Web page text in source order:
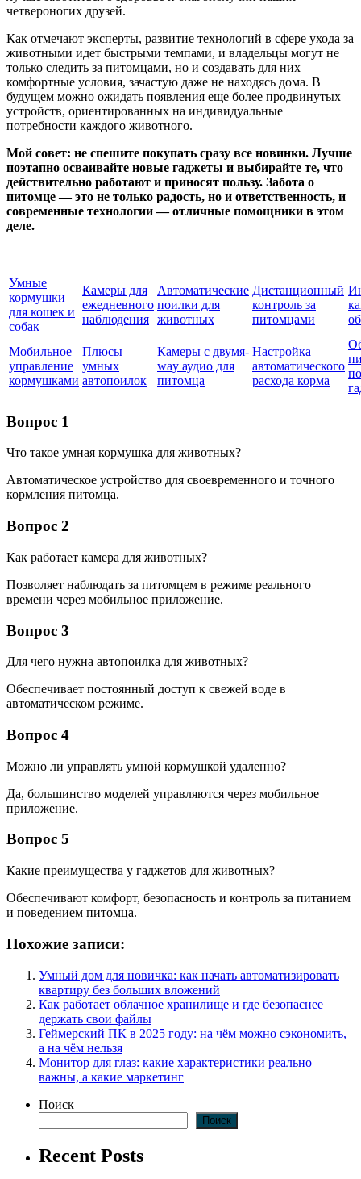
четвероногих друзей.
Как отмечают эксперты, развитие технологий в сфере ухода за
животными идет быстрыми темпами, и владельцы могут не
только следить за питомцами, но и создавать для них
комфортные условия, зачастую даже не находясь дома. В
будущем можно ожидать появления еще более продвинутых
устройств, ориентированных на индивидуальные
потребности каждого животного.
Мой совет: не спешите покупать сразу все новинки. Лучше
поэтапно осваивайте новые гаджеты и выбирайте те, что
действительно работают и приносят пользу. Забота о
питомце — это не только радость, но и ответственность, и
современные технологии — отличные помощники в этом
деле.
Умные
кормушки
для кошек и
собак
Камеры для
ежедневного
наблюдения
Автоматические
поилки для
животных
Дистанционный
контроль за
питомцами
Мобильное
управление
кормушками
Плюсы
умных
автопоилок
Камеры с двумя-
way аудио для
питомца
Настройка
автоматического
расхода корма
Вопрос 1
Что такое умная кормушка для животных?
Автоматическое устройство для своевременного и точного
кормления питомца.
Вопрос 2
Как работает камера для животных?
Позволяет наблюдать за питомцем в режиме реального
времени через мобильное приложение.
Вопрос 3
Для чего нужна автопоилка для животных?
Обеспечивает постоянный доступ к свежей воде в
автоматическом режиме.
Вопрос 4
Можно ли управлять умной кормушкой удаленно?
Да, большинство моделей управляются через мобильное
приложение.
Вопрос 5
Какие преимущества у гаджетов для животных?
Обеспечивают комфорт, безопасность и контроль за питанием
и поведением питомца.
Похожие записи:
Умный дом для новичка: как начать автоматизировать
квартиру без больших вложений
Как работает облачное хранилище и где безопаснее
держать свои файлы
Геймерский ПК в 2025 году: на чём можно сэкономить,
а на чём нельзя
Монитор для глаз: какие характеристики реально
важны, а какие маркетинг
Поиск
Поиск
Recent Posts